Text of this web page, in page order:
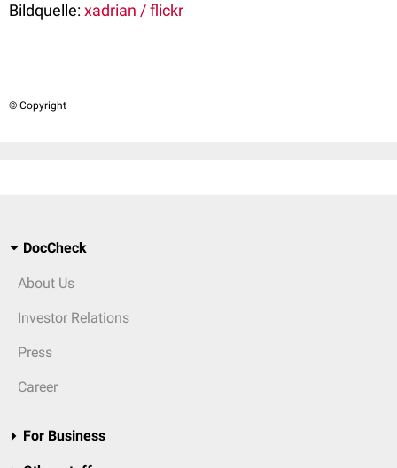
Bildquelle:xadrian / flickr
© Copyright
DocCheck
About Us
Investor Relations
Press
Career
For Business